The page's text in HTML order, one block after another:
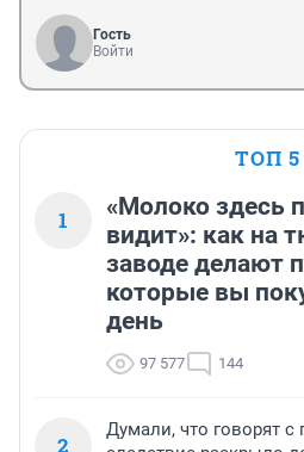
Гость
Войти
ТОП 5
1
«Молоко здесь
видит»: как на
заводе делают
которые вы
день
97 577 144
2
Думали, что говорят